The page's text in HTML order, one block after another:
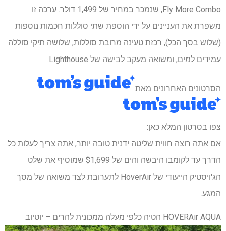
Fly More Combo, שנמכר במחיר של 1,499 דולר. ערכה זו
משפרת את העניינים על ידי הוספת שתי סוללות חכמות נוספות
(שלוש בסך הכל), רכזת טעינה מרובת סוללות, שלושה תיקי סוללה
עמידים למים, ומשואה מעקב לבישה של Lighthouse.
הסרטונים האחרונים מאת
צפו בסרטון המלא כאן:
אם אתה רוצה חווית שליטה ידנית טובה יותר, אתה צריך לעלות כל
הדרך עד לקומבו היבשה והים של $1,699 שמוסיף את שלט
הג'ויסטיק הייעודי של HoverAir לתערובת לצד משואה של מסך
המגע.
HOVERAir AQUA הטיה כלפי מעלה ממכונית להרים – יוטיוב